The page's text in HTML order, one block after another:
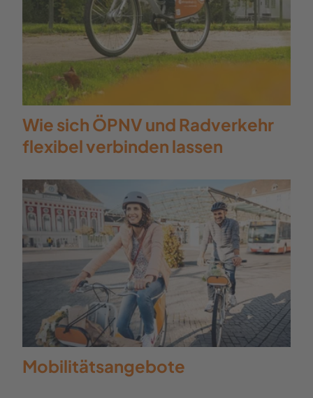
Wie sich ÖPNV und Radverkehr
flexibel verbinden lassen
Mobilitätsangebote